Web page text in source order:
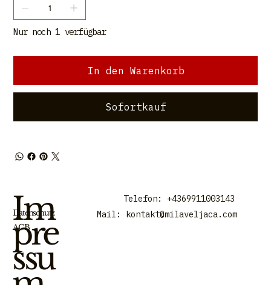
Nur noch 1 verfügbar
In den Warenkorb
Sofortkauf
Im
pre
ssu
Datenschutz
AGB
Mail: kontakt@milaveljaca.com
Telefon: +4369911003143